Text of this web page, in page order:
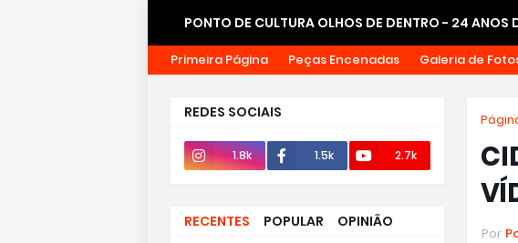
PONTO DE CULTURA OLHOS DE DENTRO - 24 ANOS
CONTATOS
Primeira Página Peças Encenadas Galeria de
Por
REDES SOCIAIS
1.8k 1.5k 2.7k
RECENTES POPULAR OPINIÃO